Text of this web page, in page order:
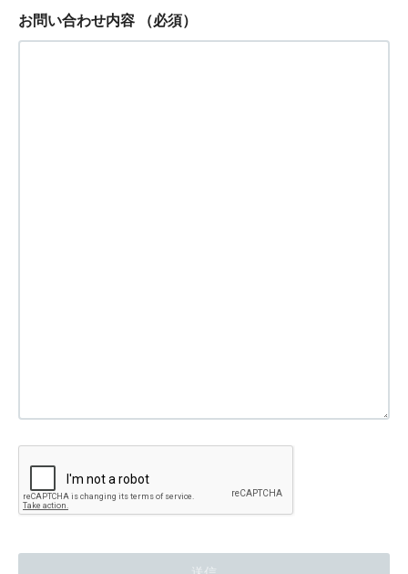
お問い合わせ内容 （必須）